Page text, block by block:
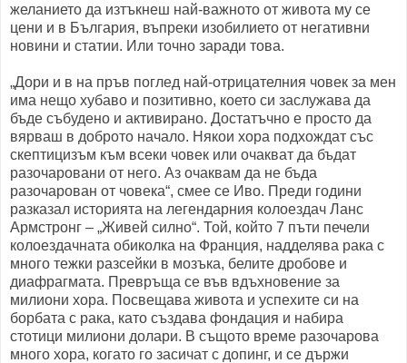
желанието да изтъкнеш най-важното от живота му се
цени и в България, въпреки изобилието от негативни
новини и статии. Или точно заради това.
„Дори и в на пръв поглед най-отрицателния човек за мен
има нещо хубаво и позитивно, което си заслужава да
бъде събудено и активирано. Достатъчно е просто да
вярваш в доброто начало. Някои хора подхождат със
скептицизъм към всеки човек или очакват да бъдат
разочаровани от него. Аз очаквам да не бъда
разочарован от човека“, смее се Иво. Преди години
разказал историята на легендарния колоездач Ланс
Армстронг – „Живей силно“. Той, който 7 пъти печели
колоездачната обиколка на Франция, надделява рака с
много тежки разсейки в мозъка, белите дробове и
диафрагмата. Превръща се във вдъхновение за
милиони хора. Посвещава живота и успехите си на
борбата с рака, като създава фондация и набира
стотици милиони долари. В същото време разочарова
много хора, когато го засичат с допинг, и се държи